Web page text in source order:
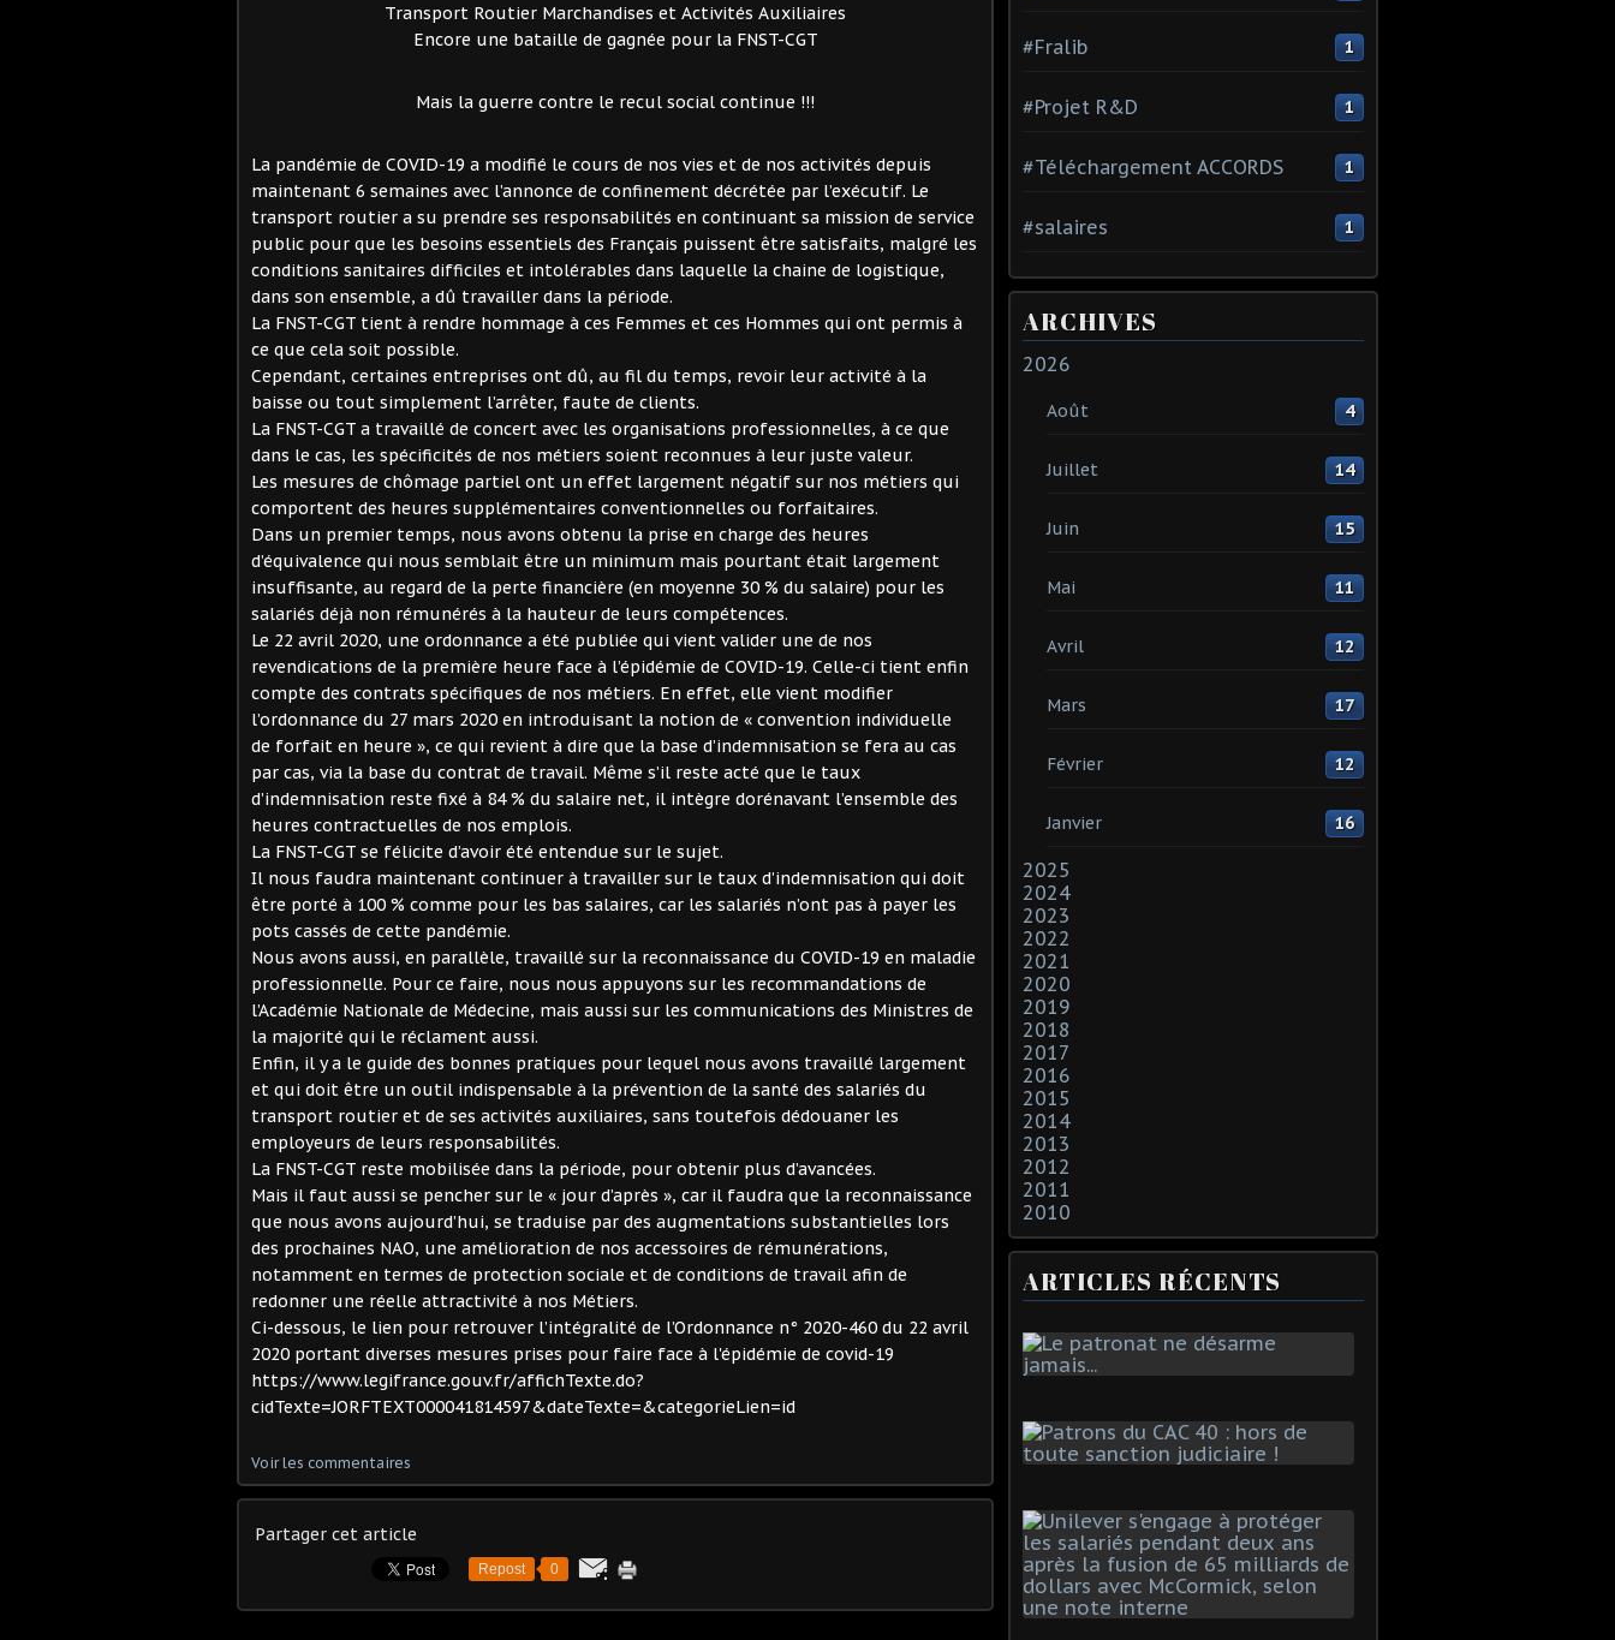
Transport Routier Marchandises et Activités Auxiliaires
Encore une bataille de gagnée pour la FNST-CGT
Mais la guerre contre le recul social continue !!!
La pandémie de COVID-19 a modifié le cours de nos vies et de nos activités depuis
maintenant 6 semaines avec l’annonce de confinement décrétée par l’exécutif. Le
transport routier a su prendre ses responsabilités en continuant sa mission de service
public pour que les besoins essentiels des Français puissent être satisfaits, malgré les
conditions sanitaires difficiles et intolérables dans laquelle la chaine de logistique,
dans son ensemble, a dû travailler dans la période.
La FNST-CGT tient à rendre hommage à ces Femmes et ces Hommes qui ont permis à
ce que cela soit possible.
Cependant, certaines entreprises ont dû, au fil du temps, revoir leur activité à la
baisse ou tout simplement l’arrêter, faute de clients.
La FNST-CGT a travaillé de concert avec les organisations professionnelles, à ce que
dans le cas, les spécificités de nos métiers soient reconnues à leur juste valeur.
Les mesures de chômage partiel ont un effet largement négatif sur nos métiers qui
comportent des heures supplémentaires conventionnelles ou forfaitaires.
Dans un premier temps, nous avons obtenu la prise en charge des heures
d’équivalence qui nous semblait être un minimum mais pourtant était largement
insuffisante, au regard de la perte financière (en moyenne 30 % du salaire) pour les
salariés déjà non rémunérés à la hauteur de leurs compétences.
Le 22 avril 2020, une ordonnance a été publiée qui vient valider une de nos
revendications de la première heure face à l’épidémie de COVID-19. Celle-ci tient enfin
compte des contrats spécifiques de nos métiers. En effet, elle vient modifier
l’ordonnance du 27 mars 2020 en introduisant la notion de « convention individuelle
de forfait en heure », ce qui revient à dire que la base d’indemnisation se fera au cas
par cas, via la base du contrat de travail. Même s’il reste acté que le taux
d’indemnisation reste fixé à 84 % du salaire net, il intègre dorénavant l’ensemble des
heures contractuelles de nos emplois.
La FNST-CGT se félicite d’avoir été entendue sur le sujet.
Il nous faudra maintenant continuer à travailler sur le taux d’indemnisation qui doit
être porté à 100 % comme pour les bas salaires, car les salariés n’ont pas à payer les
pots cassés de cette pandémie.
Nous avons aussi, en parallèle, travaillé sur la reconnaissance du COVID-19 en maladie
professionnelle. Pour ce faire, nous nous appuyons sur les recommandations de
l’Académie Nationale de Médecine, mais aussi sur les communications des Ministres de
la majorité qui le réclament aussi.
Enfin, il y a le guide des bonnes pratiques pour lequel nous avons travaillé largement
et qui doit être un outil indispensable à la prévention de la santé des salariés du
transport routier et de ses activités auxiliaires, sans toutefois dédouaner les
employeurs de leurs responsabilités.
La FNST-CGT reste mobilisée dans la période, pour obtenir plus d’avancées.
Mais il faut aussi se pencher sur le « jour d’après », car il faudra que la reconnaissance
que nous avons aujourd’hui, se traduise par des augmentations substantielles lors
des prochaines NAO, une amélioration de nos accessoires de rémunérations,
notamment en termes de protection sociale et de conditions de travail afin de
redonner une réelle attractivité à nos Métiers.
Ci-dessous, le lien pour retrouver l’intégralité de l’Ordonnance n° 2020-460 du 22 avril
2020 portant diverses mesures prises pour faire face à l'épidémie de covid-19
https://www.legifrance.gouv.fr/affichTexte.do?
cidTexte=JORFTEXT000041814597&dateTexte=&categorieLien=id
Voir les commentaires
Partager cet article
Repost 0
#Fralib 1
#Projet R&D 1
#Téléchargement ACCORDS 1
#salaires 1
ARCHIVES
2026
Août 4
Juillet 14
Juin 15
Mai 11
Avril 12
Mars 17
Février 12
Janvier 16
2025
2024
2023
2022
2021
2020
2019
2018
2017
2016
2015
2014
2013
2012
2011
2010
ARTICLES RÉCENTS